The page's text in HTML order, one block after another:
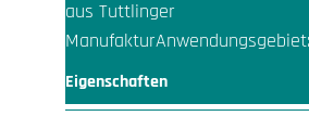
aus Tuttlinger
Eigenschaften